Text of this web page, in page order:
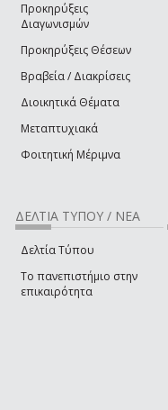
Προκηρύξεις
Διαγωνισμών
Προκηρύξεις Θέσεων
Βραβεία / Διακρίσεις
Διοικητικά Θέματα
Μεταπτυχιακά
Φοιτητική Μέριμνα
ΔΕΛΤΙΑ ΤΥΠΟΥ / ΝΕΑ
Δελτία Τύπου
Το πανεπιστήμιο στην
επικαιρότητα